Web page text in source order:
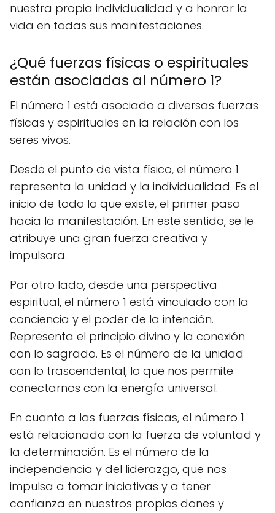
nuestra propia individualidad y a honrar la
vida en todas sus manifestaciones.
¿Qué fuerzas físicas o espirituales
están asociadas al número 1?
El número 1 está asociado a diversas fuerzas
físicas y espirituales en la relación con los
seres vivos.
Desde el punto de vista físico, el número 1
representa la unidad y la individualidad. Es el
inicio de todo lo que existe, el primer paso
hacia la manifestación. En este sentido, se le
atribuye una gran fuerza creativa y
impulsora.
Por otro lado, desde una perspectiva
espiritual, el número 1 está vinculado con la
conciencia y el poder de la intención.
Representa el principio divino y la conexión
con lo sagrado. Es el número de la unidad
con lo trascendental, lo que nos permite
conectarnos con la energía universal.
En cuanto a las fuerzas físicas, el número 1
está relacionado con la fuerza de voluntad y
la determinación. Es el número de la
independencia y del liderazgo, que nos
impulsa a tomar iniciativas y a tener
confianza en nuestros propios dones y